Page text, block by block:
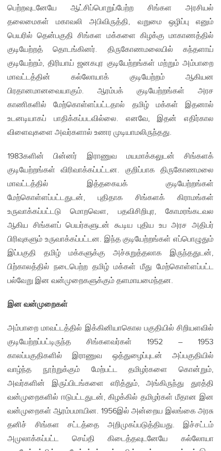
பெற்றவுடனேயே ஆட்சிப்பொறுப்பேற்ற சிங்கள அரசியல்
தலைமைகள் மகாவலி அபிவிருத்தி, வறுமை ஒழிப்பு எனும்
பெயரில் தென்பகுதி சிங்கள மக்களை கிழக்கு மாகாணத்தில்
குடியேற்றத் தொடங்கினர். திருகோணமலையில் கந்தளாய்
குடியேற்றம், திரியாய் ஜனகபுர குடியேற்றங்கள் மற்றும் அம்பாறை
மாவட்டத்தின் கல்லோயாக் குடியேற்றம் ஆகியன
பிரதானமானவையாகும். ஆரம்பக் குடியேற்றங்கள் அரச
காணிகளில் மேற்கொள்ளப்பட்டதால் தமிழ் மக்கள் இதனால்
உடனடியாகப் பாதிக்கப்படவில்லை. எனவே, இதன் எதிர்கால
விளைவுகளை அவர்களால் உணர முடியாமலிருந்தது.
1983களின் பின்னர் இராணுவ மயமாக்கலுடன் சிங்களக்
குடியேற்றங்கள் விரிவாக்கப்பட்டன. குறிப்பாக திருகோணமலை
மாவட்டத்தில் இத்தகையக் குடியேற்றங்கள்
மேற்கொள்ளப்பட்டதுடன், புதிதாக சிங்களக் கிராமங்கள்
உருவாக்கப்பட்டடு மொறவௌ, பதவிசிறிபுர, கோமரங்கடவல
ஆகிய சிங்களப் பெயர்களுடன் கூடிய புதிய உப அரச அதிபர்
பிரிவுகளும் உருவாக்கப்பட்டன. இந்த குடியேற்றங்கள் எப்பொழுதும்
இப்பகுதி தமிழ் மக்களுக்கு அச்சுறுத்தலாக இருந்ததுடன்,
பிற்காலத்தில் நடைபெற்ற தமிழ் மக்கள் மீது மேற்கொள்ளப்பட்ட
பல்வேறு இன வன்முறைகளுக்கும் தளமாயமைந்தன.
இன வன்முறைகள்
அம்பாறை மாவட்டத்தில் இக்கினியாகொல பகுதியில் சிறியளவில்
குடியேற்றப்பட்டிருந்த சிங்களவர்கள் 1952 – 1953
காலப்பகுதிகளில் இராணுவ ஒத்துழைப்புடன் அப்பகுதியில்
வாழ்ந்த நூற்றுக்கும் மேற்பட்ட தமிழர்களை கொன்றும்,
அவர்களின் இருப்பிடங்களை எரித்தும், அங்கிருந்து துரத்தி
வன்முறைகளில் ஈடுபட்டதுடன், கிழக்கில் தமிழர்கள் மீதான இன
வன்முறைகள் ஆரம்பமாயின. 1956இல் அன்றைய இலங்கை அரசு
தனிச் சிங்கள சட்டத்தை அறிமுகப்படுத்தியது. இச்சட்டம்
அமுலாக்கப்பட்ட செய்தி கிடைத்தவுடனேயே கல்லோயா